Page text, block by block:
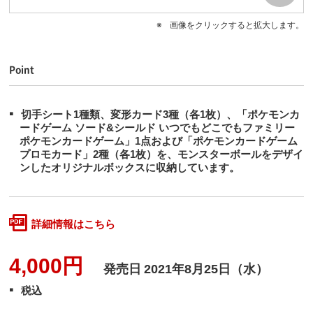
画像をクリックすると拡大します。
Point
切手シート1種類、変形カード3種（各1枚）、「ポケモンカ
ードゲーム ソード&シールド いつでもどこでもファミリー
ポケモンカードゲーム」1点および「ポケモンカードゲーム
プロモカード」2種（各1枚）を、モンスターボールをデザイ
ンしたオリジナルボックスに収納しています。
詳細情報はこちら
4,000円 発売日 2021年8月25日（水）
税込